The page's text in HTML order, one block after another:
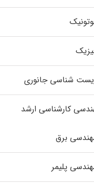
شناسی جانوری
کارشناسی ارشد
برق
پلیمر